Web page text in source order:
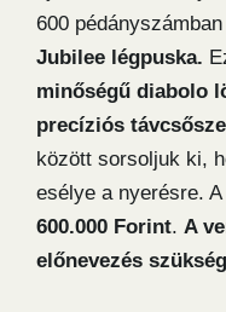
600
Jubilee légpuska.
minőségű diabolo
precíziós
között sorsoljuk ki,
esélye a nyerésre.
600.000 Forint. A
előnevezés